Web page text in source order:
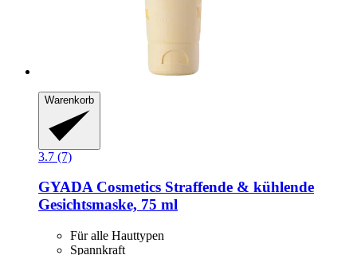
Warenkorb
3.7 (7)
GYADA Cosmetics Straffende & kühlende
Gesichtsmaske, 75 ml
Für alle Hauttypen
Spannkraft